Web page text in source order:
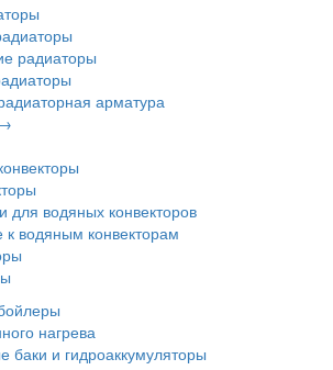
радиаторы
арматура
→
для водяных конвекторов
водяным конвекторам
нагрева
баки и гидроаккумуляторы